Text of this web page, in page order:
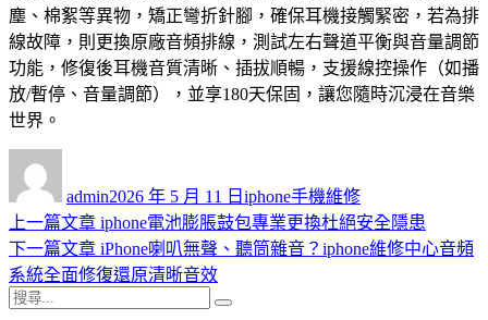
塵、棉絮等異物，矯正彎折針腳，確保耳機接觸緊密，若為排
線故障，則更換原廠音頻排線，測試左右聲道平衡與音量調節
功能，修復後耳機音質清晰、插拔順暢，支援線控操作（如播
放/暫停、音量調節），並享180天保固，讓您隨時沉浸在音樂
世界。
admin佈
日
期:
2026 年 5 月 11 日 類
iphone手機維修
文
章
導
上一篇文章 上
一
篇
iphone電池膨脹鼓包專業更換杜絕安全隱患
下一篇文章 下
一
iPhone喇叭無聲、聽筒雜音？iphone維修中心音頻
系統全面修復還原清晰音效
搜